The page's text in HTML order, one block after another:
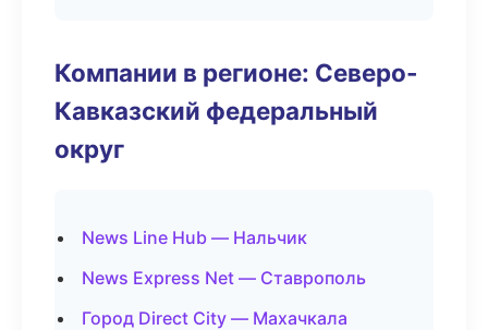
Компании в регионе: Северо-
Кавказский федеральный
округ
News Line Hub — Нальчик
News Express Net — Ставрополь
Город Direct City — Махачкала